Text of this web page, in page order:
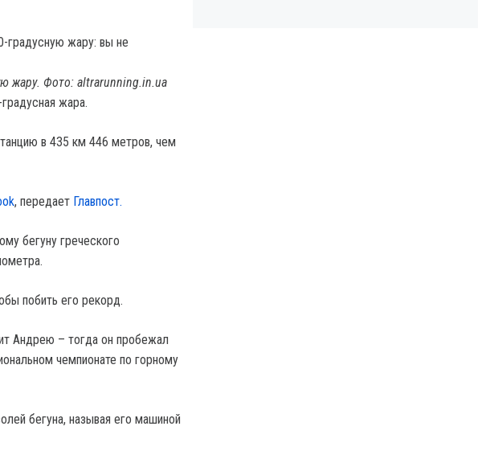
жару. Фото: altrarunning.in.ua
жара.
в 435 км 446 метров, чем
, передает Главпост.
бегуну греческого
побить его рекорд.
Андрею – тогда он пробежал
чемпионате по горному
бегуна, называя его машиной